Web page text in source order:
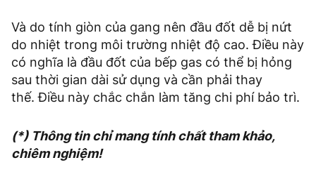
Và do tính giòn của gang nên đầu đốt dễ bị nứt
do nhiệt trong môi trường nhiệt độ cao. Điều này
có nghĩa là đầu đốt của bếp gas có thể bị hỏng
sau thời gian dài sử dụng và cần phải thay
thế. Điều này chắc chắn làm tăng chi phí bảo trì.
(*) Thông tin chỉ mang tính chất tham khảo,
chiêm nghiệm!